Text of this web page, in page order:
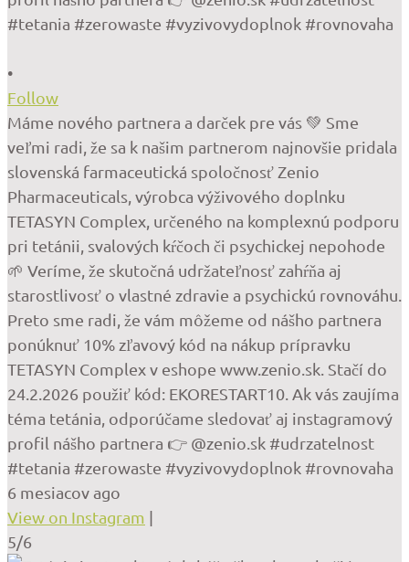
•
Follow
Máme nového partnera a darček pre vás 💚 Sme
veľmi radi, že sa k našim partnerom najnovšie pridala
slovenská farmaceutická spoločnosť Zenio
Pharmaceuticals, výrobca výživového doplnku
TETASYN Complex, určeného na komplexnú podporu
pri tetánii, svalových kŕčoch či psychickej nepohode
🌱 Veríme, že skutočná udržateľnosť zahŕňa aj
starostlivosť o vlastné zdravie a psychickú rovnováhu.
Preto sme radi, že vám môžeme od nášho partnera
ponúknuť 10% zľavový kód na nákup prípravku
TETASYN Complex v eshope www.zenio.sk. Stačí do
24.2.2026 použiť kód: EKORESTART10. Ak vás zaujíma
téma tetánia, odporúčame sledovať aj instagramový
profil nášho partnera 👉 @zenio.sk #udrzatelnost
#tetania #zerowaste #vyzivovydoplnok #rovnovaha
6 mesiacov ago
View on Instagram |
5/6